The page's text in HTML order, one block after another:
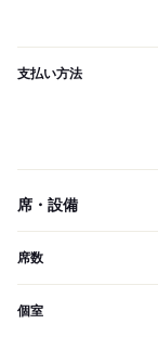
支払い方法
席・設備
席数
個室